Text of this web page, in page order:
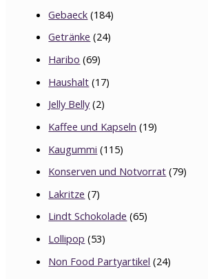
Gebaeck (184)
Getränke (24)
Haribo (69)
Haushalt (17)
Jelly Belly (2)
Kaffee und Kapseln (19)
Kaugummi (115)
Konserven und Notvorrat (79)
Lakritze (7)
Lindt Schokolade (65)
Lollipop (53)
Non Food Partyartikel (24)